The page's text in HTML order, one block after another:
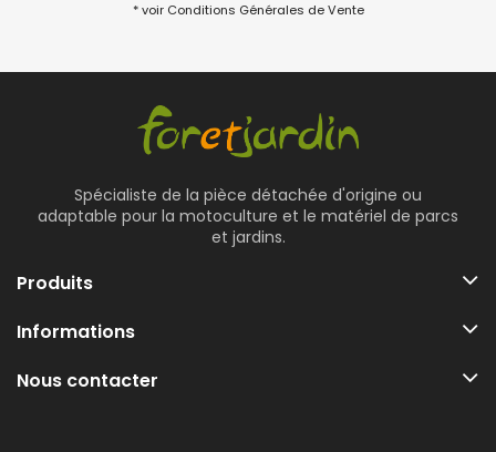
* voir Conditions Générales de Vente
Spécialiste de la pièce détachée d'origine ou
adaptable pour la motoculture et le matériel de parcs
et jardins.
Produits
Informations
Nous contacter